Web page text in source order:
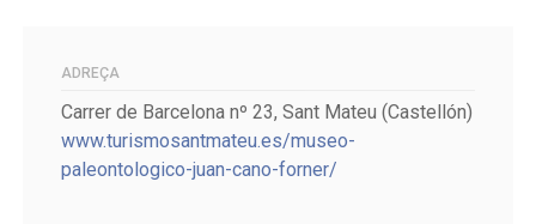
ADREÇA
Carrer de Barcelona nº 23, Sant Mateu (Castellón)
www.turismosantmateu.es/museo-
paleontologico-juan-cano-forner/